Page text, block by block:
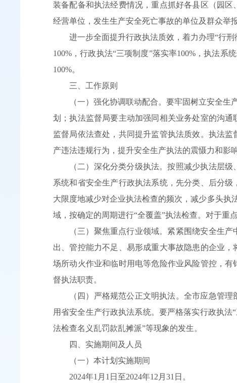
装备配备和执法经费情况，重点抓好各县区（园
经营单位，发生生产安全死亡事故的单位及群众举
进一步全面提升行政执法质效，着力办理“行
100%，行政执法“三项制度”落实率100%，执法系
100%。
三、工作原则
（一）强化协调联动配合。要牢固树立安全
划；执法监督局要主动加强同相关业务处室的沟
监督局依法查处，共同提升监管执法质效。执法
产违法违规行为，提升安全生产执法的震慑力和影响
（二）深化分类分级执法。按照减少执法层
系统和省安全生产行政执法系统，先分类、后分
大限度地减少对企业执法检查的频次，减少多头执
域，按确定的周期进行“全覆盖”执法检查。对于重
（三）聚焦重点行业领域。紧紧围绕安全生
出、管控能力不足、易形成重大事故隐患的企业
场所动火作业和临时用电等危险作业风险管控，
督执法职责。
（四）严格规范公正文明执法。全市应急管
用省安全生产行政执法系统。要严格落实行政执法
法检查名义乱罚款乱摊派”等现象的发生。
四、实施期间及人员
（一）本计划实施期间
2024年1月1日至2024年12月31日。